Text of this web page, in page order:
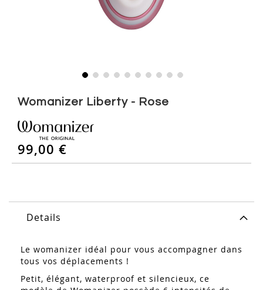
beginning
the
images
Womanizer Liberty - Rose
99,00 €
Details
Le womanizer idéal pour vous accompagner dans
tous vos déplacements !
Petit, élégant, waterproof et silencieux, ce